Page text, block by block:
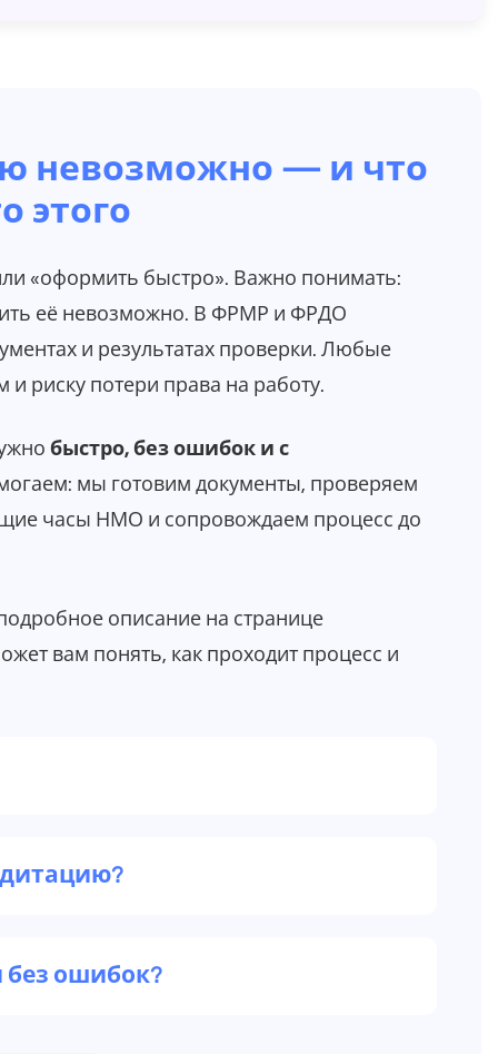
невозможно — и что
этого
«оформить быстро». Важно понимать:
её невозможно. В ФРМР и ФРДО
и результатах проверки. Любые
риску потери права на работу.
быстро, без ошибок и с
мы готовим документы, проверяем
часы НМО и сопровождаем процесс до
описание на странице
вам понять, как проходит процесс и
ошибок?